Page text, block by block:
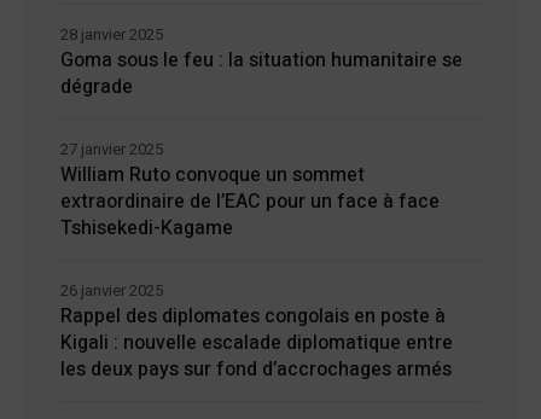
Goma sous le feu : la situation humanitaire se
dégrade
28 janvier 2025
William Ruto convoque un sommet
extraordinaire de l’EAC pour un face à face
Tshisekedi-Kagame
27 janvier 2025
Rappel des diplomates congolais en poste à
Kigali : nouvelle escalade diplomatique entre
les deux pays sur fond d’accrochages armés
26 janvier 2025